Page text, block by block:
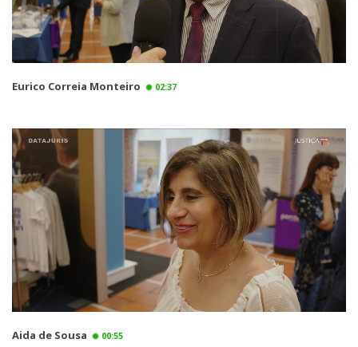
Eurico Correia Monteiro 02:37
Aida de Sousa 00:55